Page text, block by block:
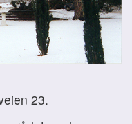
23.